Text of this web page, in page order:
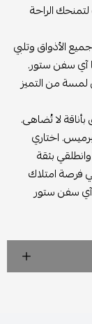
الراحة
الأذواق وتلبي
آي سفن ستور.
لمسة من التميز
لا تُضاهى.
اختاري
بثقة
فرصة امتلاك
آي سفن ستور